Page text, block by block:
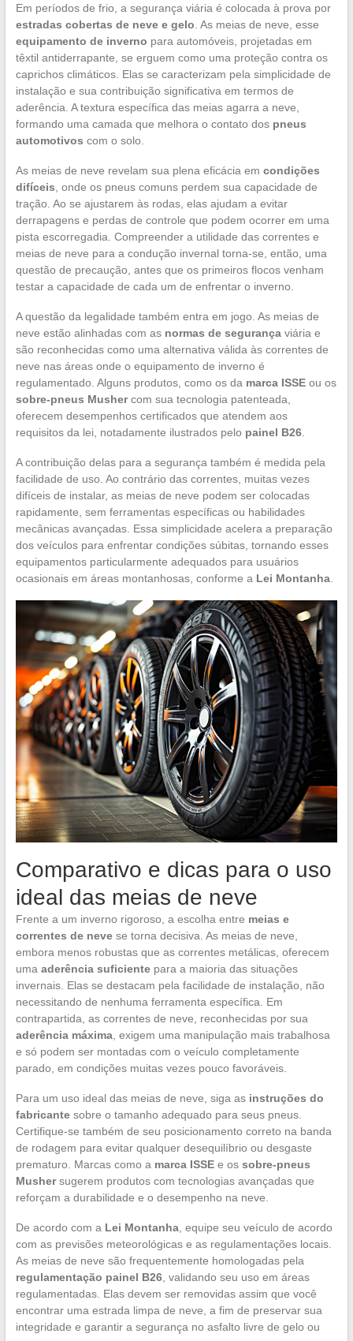
Em períodos de frio, a segurança viária é colocada à prova por
estradas cobertas de neve e gelo . As meias de neve, esse
equipamento de inverno para automóveis, projetadas em
têxtil antiderrapante, se erguem como uma proteção contra os
caprichos climáticos. Elas se caracterizam pela simplicidade de
instalação e sua contribuição significativa em termos de
aderência. A textura específica das meias agarra a neve,
formando uma camada que melhora o contato dos pneus
automotivos com o solo.
As meias de neve revelam sua plena eficácia em condições
difíceis , onde os pneus comuns perdem sua capacidade de
tração. Ao se ajustarem às rodas, elas ajudam a evitar
derrapagens e perdas de controle que podem ocorrer em uma
pista escorregadia. Compreender a utilidade das correntes e
meias de neve para a condução invernal torna-se, então, uma
questão de precaução, antes que os primeiros flocos venham
testar a capacidade de cada um de enfrentar o inverno.
A questão da legalidade também entra em jogo. As meias de
neve estão alinhadas com as normas de segurançaviária e
são reconhecidas como uma alternativa válida às correntes de
neve nas áreas onde o equipamento de inverno é
regulamentado. Alguns produtos, como os da marca ISSEou os
sobre-pneus Mushercom sua tecnologia patenteada,
oferecem desempenhos certificados que atendem aos
requisitos da lei, notadamente ilustrados pelo painel B26.
A contribuição delas para a segurança também é medida pela
facilidade de uso. Ao contrário das correntes, muitas vezes
difíceis de instalar, as meias de neve podem ser colocadas
rapidamente, sem ferramentas específicas ou habilidades
mecânicas avançadas. Essa simplicidade acelera a preparação
dos veículos para enfrentar condições súbitas, tornando esses
equipamentos particularmente adequados para usuários
ocasionais em áreas montanhosas, conforme a Lei Montanha.
Comparativo e dicas para o uso
ideal das meias de neve
Frente a um inverno rigoroso, a escolha entre meias e
correntes de nevese torna decisiva. As meias de neve,
embora menos robustas que as correntes metálicas, oferecem
uma aderência suficientepara a maioria das situações
invernais. Elas se destacam pela facilidade de instalação, não
necessitando de nenhuma ferramenta específica. Em
contrapartida, as correntes de neve, reconhecidas por sua
aderência máxima, exigem uma manipulação mais trabalhosa
e só podem ser montadas com o veículo completamente
parado, em condições muitas vezes pouco favoráveis.
Para um uso ideal das meias de neve, siga as instruções do
fabricantesobre o tamanho adequado para seus pneus.
Certifique-se também de seu posicionamento correto na banda
de rodagem para evitar qualquer desequilíbrio ou desgaste
prematuro. Marcas como a marca ISSEe os sobre-pneus
Mushersugerem produtos com tecnologias avançadas que
reforçam a durabilidade e o desempenho na neve.
De acordo com a Lei Montanha, equipe seu veículo de acordo
com as previsões meteorológicas e as regulamentações locais.
As meias de neve são frequentemente homologadas pela
regulamentação painel B26, validando seu uso em áreas
regulamentadas. Elas devem ser removidas assim que você
encontrar uma estrada limpa de neve, a fim de preservar sua
integridade e garantir a segurança no asfalto livre de gelo ou